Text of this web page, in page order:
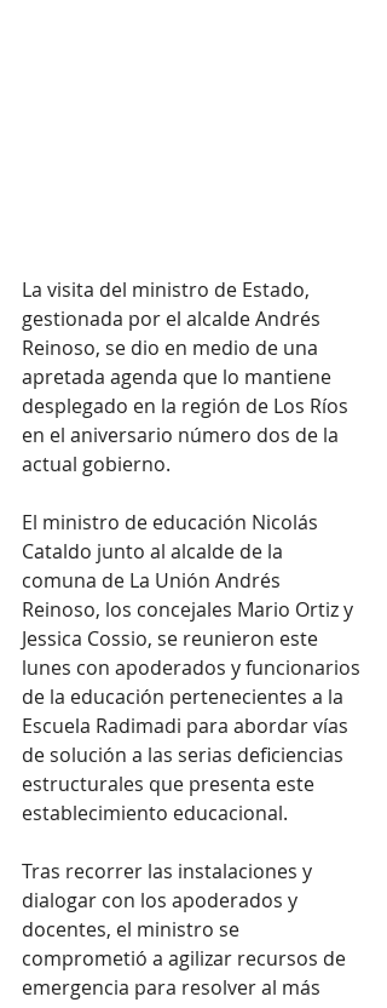
La visita del ministro de Estado,
gestionada por el alcalde Andrés
Reinoso, se dio en medio de una
apretada agenda que lo mantiene
desplegado en la región de Los Ríos
en el aniversario número dos de la
actual gobierno.
El ministro de educación Nicolás
Cataldo junto al alcalde de la
comuna de La Unión Andrés
Reinoso, los concejales Mario Ortiz y
Jessica Cossio, se reunieron este
lunes con apoderados y funcionarios
de la educación pertenecientes a la
Escuela Radimadi para abordar vías
de solución a las serias deficiencias
estructurales que presenta este
establecimiento educacional.
Tras recorrer las instalaciones y
dialogar con los apoderados y
docentes, el ministro se
comprometió a agilizar recursos de
emergencia para resolver al más